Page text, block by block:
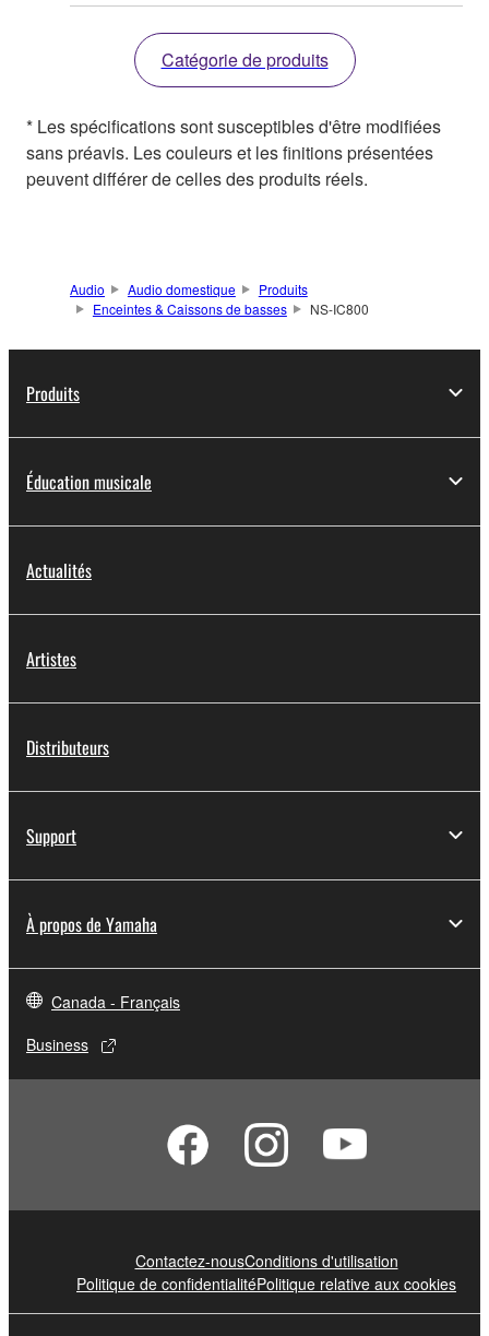
Catégorie de produits
* Les spécifications sont susceptibles d'être modifiées
sans préavis. Les couleurs et les finitions présentées
peuvent différer de celles des produits réels.
Audio Audio domestique
Produits
Enceintes & Caissons de basses
NS-IC800
Produits
Éducation musicale
Actualités
Artistes
Distributeurs
Support
À propos de Yamaha
Canada - Français
Business
Contactez-nousConditions d'utilisation
Politique de confidentialitéPolitique relative aux cookies